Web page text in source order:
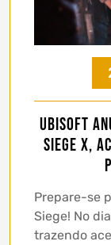
Ubisoft
Siege X,
Prepare-se
Siege! No
trazendo